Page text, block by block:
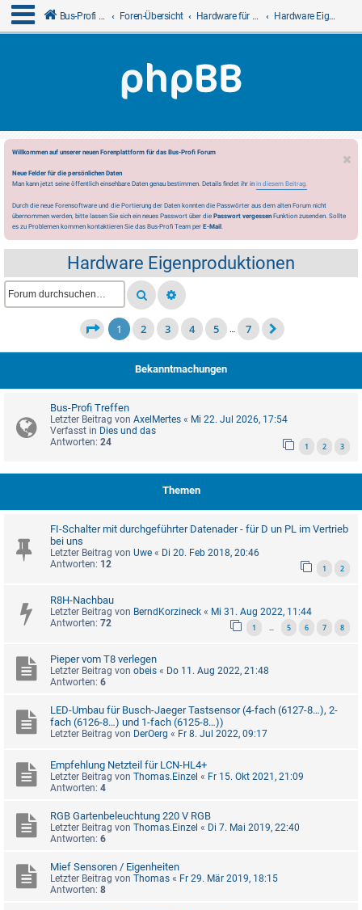
Bus-Profi GmbH Foren-Übersicht Hardware für LCN Hardware Eigenproduktionen
Willkommen auf unserer neuen Forenplattform für das Bus-Profi Forum
Neue Felder für die persönlichen Daten
Man kann jetzt seine öffentlich einsehbare Daten genau bestimmen. Details findet ihr in in diesem Beitrag.
Durch die neue Forensoftware und die Portierung der Daten konnten die Passwörter aus dem alten Forum nicht
übernommen werden, bitte lassen Sie sich ein neues Passwort über die Passwort vergessen Funktion zusenden. Sollte
es zu Problemen kommen kontaktieren Sie das Bus-Profi Team per E-Mail.
Hardware Eigenproduktionen
1 2 3 4 5 … 7
Bekanntmachungen
Bus-Profi Treffen
Letzter Beitrag von AxelMertes « Mi 22. Jul 2026, 17:54
Verfasst in Dies und das
Antworten: 24 1 2 3
Themen
FI-Schalter mit durchgeführter Datenader - für D un PL im Vertrieb
bei uns
Letzter Beitrag von Uwe « Di 20. Feb 2018, 20:46
Antworten: 12 1 2
R8H-Nachbau
Letzter Beitrag von BerndKorzineck « Mi 31. Aug 2022, 11:44
Antworten: 72 1 5 6 7 8
Pieper vom T8 verlegen
Letzter Beitrag von obeis « Do 11. Aug 2022, 21:48
Antworten: 6
LED-Umbau für Busch-Jaeger Tastsensor (4-fach (6127-8…), 2-
fach (6126-8…) und 1-fach (6125-8…))
Letzter Beitrag von DerOerg « Fr 8. Jul 2022, 09:17
Empfehlung Netzteil für LCN-HL4+
Letzter Beitrag von Thomas.Einzel « Fr 15. Okt 2021, 21:09
Antworten: 4
RGB Gartenbeleuchtung 220 V RGB
Letzter Beitrag von Thomas.Einzel « Di 7. Mai 2019, 22:40
Antworten: 6
Mief Sensoren / Eigenheiten
Letzter Beitrag von Thomas « Fr 29. Mär 2019, 18:15
Antworten: 8